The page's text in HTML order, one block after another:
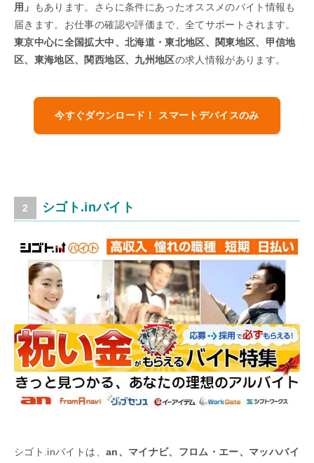
用」
もあります。さらに条件にあったオススメのバイト情報も
届きます。お仕事の確認や評価まで、全てサポートされます。
東京中心に全国拡大中、北海道・東北地区、関東地区、甲信地
区、東海地区、関西地区、九州地区の求人情報があります。
今すぐダウンロード！ スマートデバイスのみ
シゴト.inバイト
シゴト.inバイトは、 an、マイナビ、フロム・エー、マッハバイ